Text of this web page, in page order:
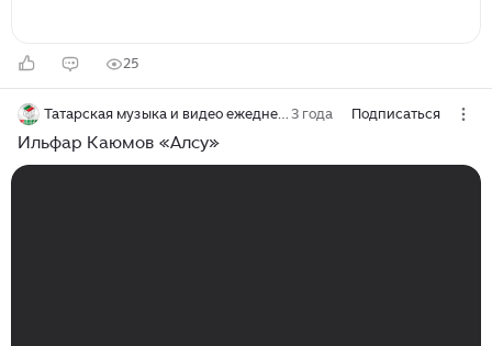
25
Татарская музыка и видео ежедневно 3 года Подписаться
Ильфар Каюмов «Алсу»